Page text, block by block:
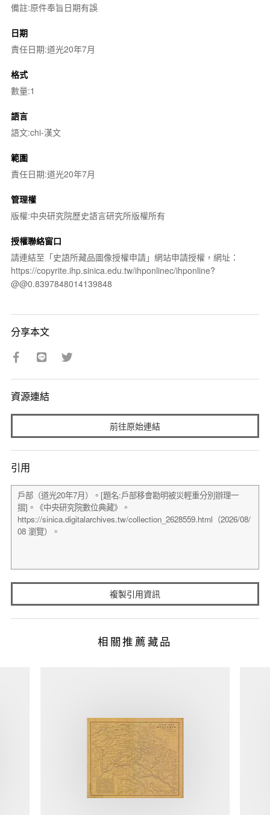
備註:原件奉旨日期有誤
日期
責任日期:道光20年7月
格式
數量:1
語言
語文:chi-漢文
範圍
責任日期:道光20年7月
管理權
版權:中央研究院歷史語言研究所版權所有
授權聯絡窗口
請連結至「史語所藏品圖像授權申請」網站申請授權，網址：
https://copyrite.ihp.sinica.edu.tw/ihponlinec/ihponline?
@@0.8397848014139848
分享本文
資源連結
前往原始連結
引用
複製引用資訊
相關推薦藏品